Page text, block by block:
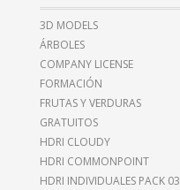
3D MODELS
ÁRBOLES
COMPANY LICENSE
FORMACIÓN
FRUTAS Y VERDURAS
GRATUITOS
HDRI CLOUDY
HDRI COMMONPOINT
HDRI INDIVIDUALES PACK 03